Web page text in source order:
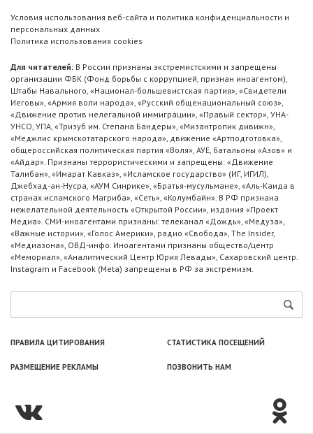
Условия использования веб-сайта и политика конфиденциальности и
персональных данных
Политика использования cookies
Для читателей: В России признаны экстремистскими и запрещены
организации ФБК (Фонд борьбы с коррупцией, признан иноагентом),
Штабы Навального, «Национал-большевистская партия», «Свидетели
Иеговы», «Армия воли народа», «Русский общенациональный союз»,
«Движение против нелегальной иммиграции», «Правый сектор», УНА-
УНСО, УПА, «Тризуб им. Степана Бандеры», «Мизантропик дивижн»,
«Меджлис крымскотатарского народа», движение «Артподготовка»,
общероссийская политическая партия «Воля», АУЕ, батальоны «Азов» и
«Айдар». Признаны террористическими и запрещены: «Движение
Талибан», «Имарат Кавказ», «Исламское государство» (ИГ, ИГИЛ),
Джебхад-ан-Нусра, «АУМ Синрике», «Братья-мусульмане», «Аль-Каида в
странах исламского Магриба», «Сеть», «Колумбайн». В РФ признана
нежелательной деятельность «Открытой России», издания «Проект
Медиа». СМИ-иноагентами признаны: телеканал «Дождь», «Медуза»,
«Важные истории», «Голос Америки», радио «Свобода», The Insider,
«Медиазона», ОВД-инфо. Иноагентами признаны общество/центр
«Мемориал», «Аналитический Центр Юрия Левады», Сахаровский центр.
Instagram и Facebook (Metа) запрещены в РФ за экстремизм.
ПРАВИЛА ЦИТИРОВАНИЯ СТАТИСТИКА ПОСЕЩЕНИЙ
РАЗМЕЩЕНИЕ РЕКЛАМЫ ПОЗВОНИТЬ НАМ